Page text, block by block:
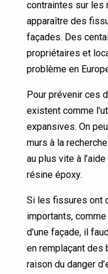
contraintes sur les
apparaître des
façades. Des
propriétaires et
problème en
Pour prévenir ces
existent comme
expansives. On
murs à la
au plus vite à
résine époxy.
Si les fissures ont
importants, comme
d’une façade, il
en remplaçant des
raison du danger